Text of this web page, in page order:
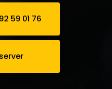
59 01 76